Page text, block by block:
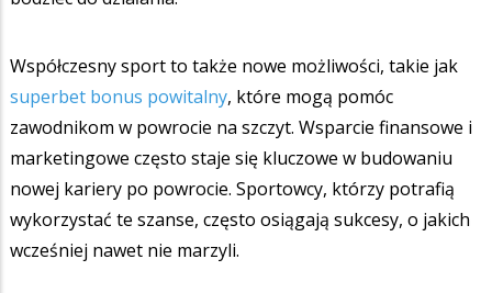
Współczesny sport to także nowe możliwości, takie jak
superbet bonus powitalny, które mogą pomóc
zawodnikom w powrocie na szczyt. Wsparcie finansowe i
marketingowe często staje się kluczowe w budowaniu
nowej kariery po powrocie. Sportowcy, którzy potrafią
wykorzystać te szanse, często osiągają sukcesy, o jakich
wcześniej nawet nie marzyli.